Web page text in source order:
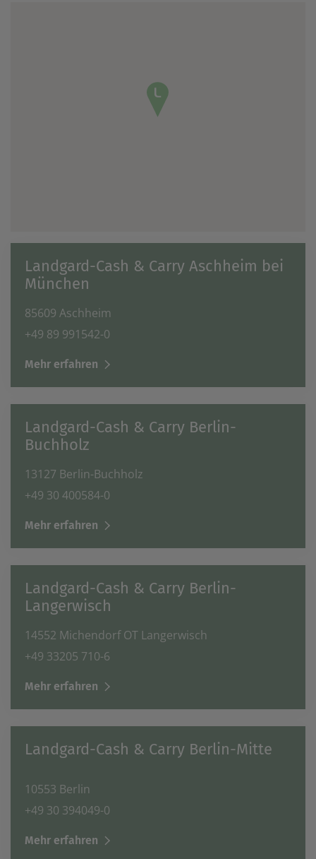
Landgard-Cash & Carry Aschheim bei
München
85609 Aschheim
+49 89 991542-0
Mehr erfahren
Landgard-Cash & Carry Berlin-
Buchholz
13127 Berlin-Buchholz
+49 30 400584-0
Mehr erfahren
Landgard-Cash & Carry Berlin-
Langerwisch
14552 Michendorf OT Langerwisch
+49 33205 710-6
Mehr erfahren
Landgard-Cash & Carry Berlin-Mitte
10553 Berlin
+49 30 394049-0
Mehr erfahren